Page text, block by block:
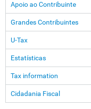
Apoio ao Contribuinte
Grandes Contribuintes
U-Tax
Estatísticas
Tax information
Cidadania Fiscal